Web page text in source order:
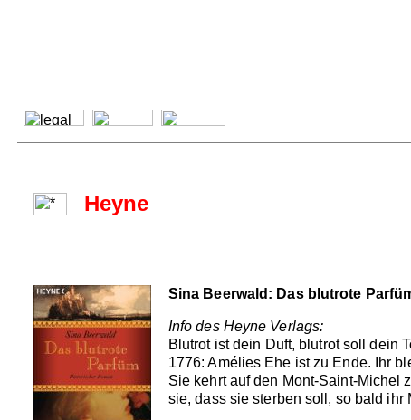
Heyne
Sina Beerwald: Das blutrote
Info des Heyne Verlags:
Blutrot ist dein Duft, blutrot soll dein
1776: Amélies Ehe ist zu Ende. Ihr
Sie kehrt auf den Mont-Saint-Michel
sie, dass sie sterben soll, so bald ihr